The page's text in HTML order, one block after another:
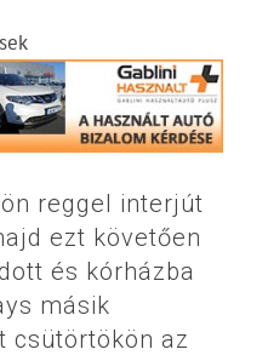
reggel interjút
ezt követően
és kórházba
másik
csütörtökön az